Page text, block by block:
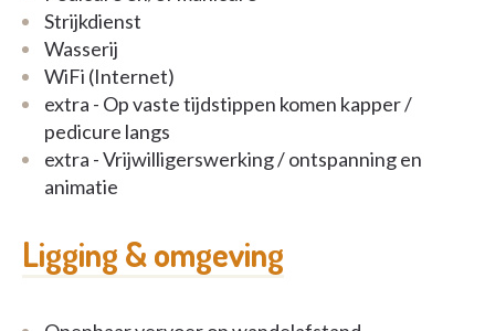
Strijkdienst
Wasserij
WiFi (Internet)
extra - Op vaste tijdstippen komen kapper /
pedicure langs
extra - Vrijwilligerswerking / ontspanning en
animatie
Ligging & omgeving